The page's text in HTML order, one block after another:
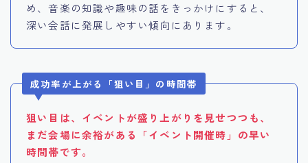
め、音楽の知識や趣味の話をきっかけにすると、
深い会話に発展しやすい傾向にあります。
成功率が上がる「狙い目」の時間帯
狙い目は、イベントが盛り上がりを見せつつも、
まだ会場に余裕がある「イベント開催時」の早い
時間帯です。